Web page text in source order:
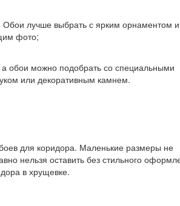
Обои лучше выбрать с ярким орнаментом и
фото;
обои можно подобрать со специальными
или декоративным камнем.
для коридора. Маленькие размеры не
нельзя оставить без стильного
в хрущевке.